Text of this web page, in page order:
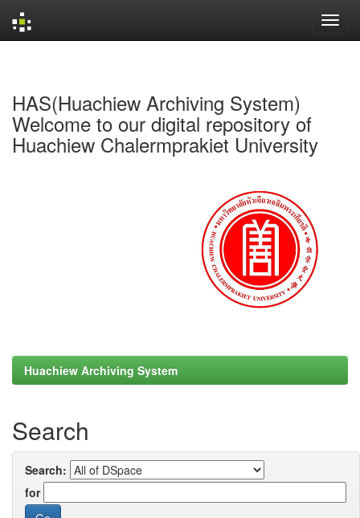
HAS(Huachiew Archiving System)
Welcome to our digital repository of
Huachiew Chalermprakiet University
Huachiew Archiving System
Search
Search:
for